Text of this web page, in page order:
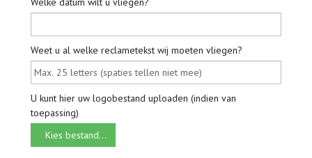
Weet u al welke reclametekst wij moeten vliegen?
U kunt hier uw logobestand uploaden (indien van
toepassing)
Kies bestand...